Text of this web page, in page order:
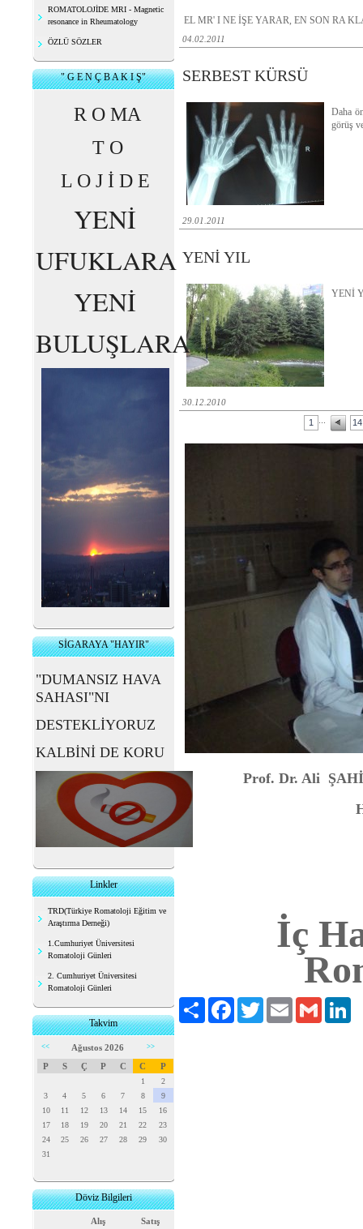
ROMATOLOJİDE MRI - Magnetic
resonance in Rheumatology
ÖZLÜ SÖZLER
" G E N Ç B A K I Ş"
R O MA
T O
L O J İ D E
YENİ
UFUKLARA
YENİ
BULUŞLARA
SİGARAYA "HAYIR"
"DUMANSIZ HAVA
SAHASI"NI
DESTEKLİYORUZ
KALBİNİ DE KORU
Linkler
TRD(Türkiye Romatoloji Eğitim ve
Araştırma Derneği)
1.Cumhuriyet Üniversitesi
Romatoloji Günleri
2. Cumhuriyet Üniversitesi
Romatoloji Günleri
Takvim
<< Ağustos 2026 >>
P S Ç P C C P
1
2
3
4 5 6 7 8
9
10
11 12 13 14 15
16
17
18 19 20 21 22
23
24
25 26 27 28 29
30
31
Döviz Bilgileri
Alış Satış
EL MR' I NE İŞE YARAR, EN SON RA
04.02.2011
SERBEST KÜRSÜ
Daha
görüş
29.01.2011
YENİ YIL
YENİ
30.12.2010
1 14
Prof. Dr. Ali
İç
Paylaş FacebookTwitter Email Gmail